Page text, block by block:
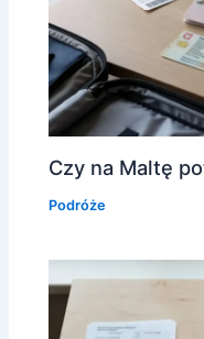
Czy na Maltę
Podróże